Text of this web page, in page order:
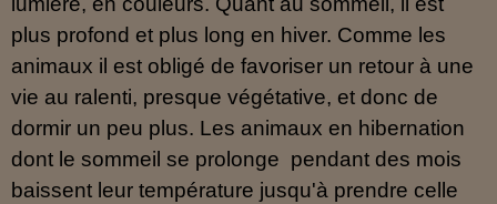
plus profond et plus long en hiver. Comme les
animaux il est obligé de favoriser un retour à une
vie au ralenti, presque végétative, et donc de
dormir un peu plus. Les animaux en hibernation
dont le sommeil se prolonge pendant des mois
baissent leur température jusqu'à prendre celle